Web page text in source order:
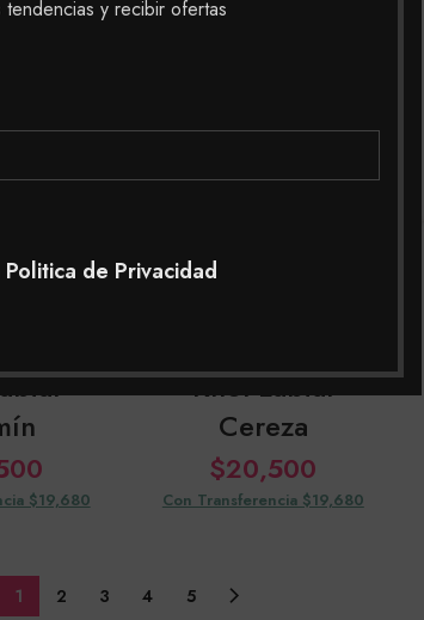
y recibir ofertas
Politica de Privacidad
$
$19,680
Khol Labial
Cereza
$20,500
Con Transferencia $19,680
1 2 3 4 5